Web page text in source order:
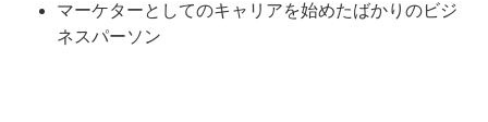
マーケターとしてのキャリアを始めたばかりのビジ
ネスパーソン